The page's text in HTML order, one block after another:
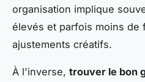
organisation implique
élevés et parfois moins de
ajustements créatifs.
À l'inverse, trouver le bon